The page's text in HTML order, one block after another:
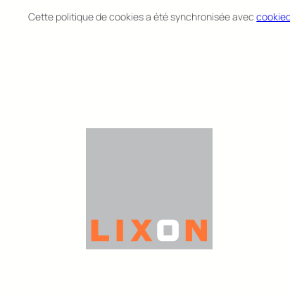
Cette politique de cookies a été synchronisée avec